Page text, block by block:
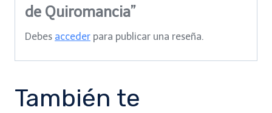
de Quiromancia”
Debes acceder para publicar una reseña.
También te